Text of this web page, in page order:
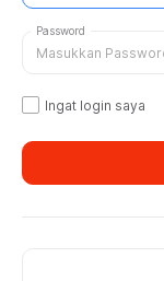
Password
Ingat login saya